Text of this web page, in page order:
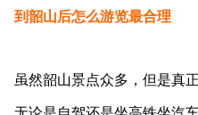
到韶山后怎么游览最合理
虽然韶山景点众多，但是真